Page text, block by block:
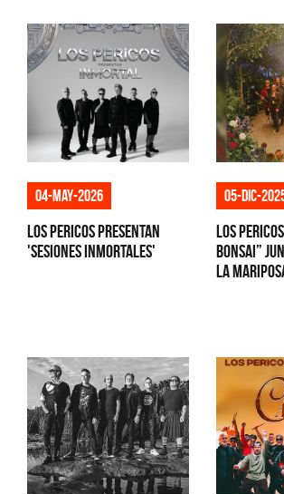
04-may-2026
Los Pericos presentan
'Sesiones Inmortales'
05-dic-
Los
bonsai”
la